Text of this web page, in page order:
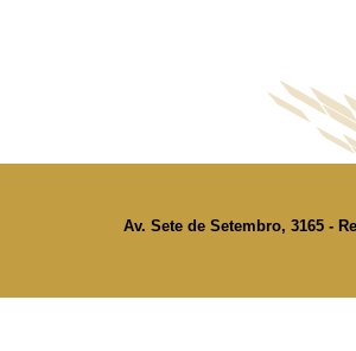
Av. Sete de Setembro, 3165 -